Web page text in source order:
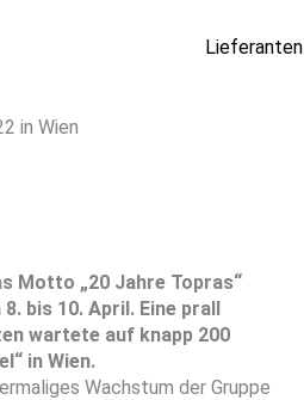
Lieferanten
in Wien
Motto „20 Jahre Topras“
bis 10. April. Eine prall
wartete auf knapp 200
in Wien.
Wachstum der Gruppe